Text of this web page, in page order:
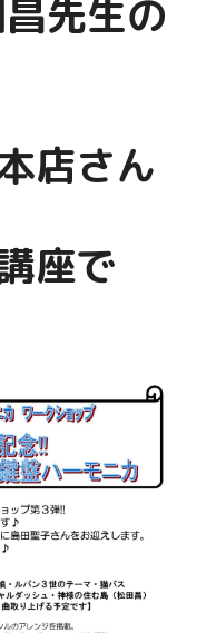
先生の
店さん
座で